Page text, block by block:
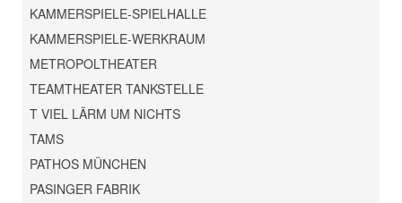
KAMMERSPIELE-SPIELHALLE
KAMMERSPIELE-WERKRAUM
METROPOLTHEATER
TEAMTHEATER TANKSTELLE
T VIEL LÄRM UM NICHTS
TAMS
PATHOS MÜNCHEN
PASINGER FABRIK